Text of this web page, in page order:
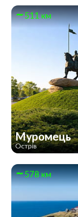
511 км
Муромець
Острів
578 км